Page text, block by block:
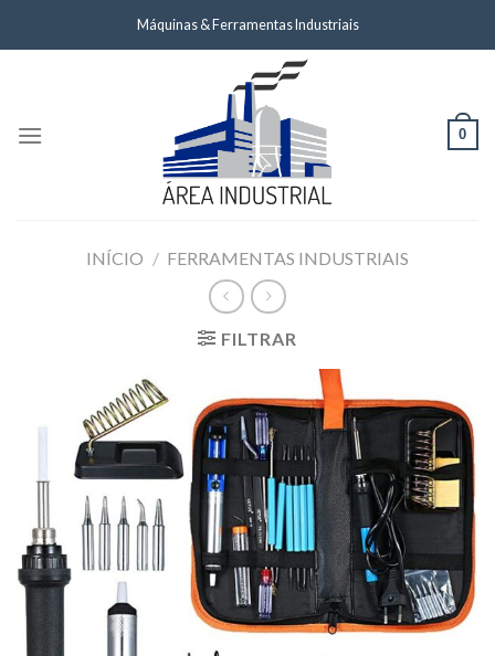
Máquinas & Ferramentas Industriais
0
INÍCIO / FERRAMENTAS INDUSTRIAIS
FILTRAR